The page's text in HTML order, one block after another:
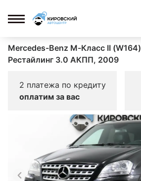
Mercedes-Benz M-Класс II (W164)
Рестайлинг 3.0 АКПП, 2009
2 платежа по кредиту
оплатим за вас